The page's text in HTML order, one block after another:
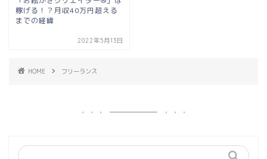
稼げる！？月収40万円超える
までの経緯
2022年5月13日
HOME フリーランス